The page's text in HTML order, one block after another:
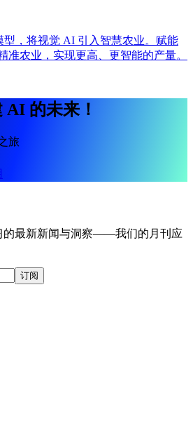
型，将视觉 AI 引入智慧农业。赋能
准农业，实现更高、更智能的产量。
的未来！
旅
的最新新闻与洞察——我们的月刊应
订阅